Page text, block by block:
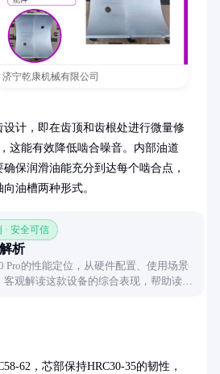
济宁乾康机械有限公司
计，即在齿顶和齿根处进行微量修
这能有效降低啮合噪音。内部油道
保润滑油能充分到达每个啮合点，
油槽两种形式。
· 安全可信
析
Pro的性能定位，从硬件配置、使用场景
观解读这款设备的综合表现，帮助读者
62，芯部保持HRC30-35的韧性，